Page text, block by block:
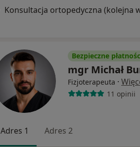
Konsultacja ortopedyczna (kolejna
Bezpieczne
mgr Michał
Fizjoterapeuta ·
11 opinii
Adres 1 Adres 2